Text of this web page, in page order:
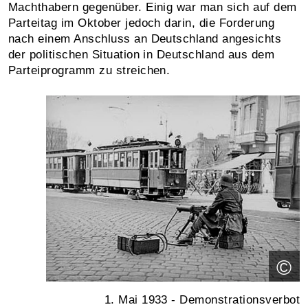
Machthabern gegenüber. Einig war man sich auf dem
Parteitag im Oktober jedoch darin, die Forderung
nach einem Anschluss an Deutschland angesichts
der politischen Situation in Deutschland aus dem
Parteiprogramm zu streichen.
©
1. Mai 1933 - Demonstrationsverbot